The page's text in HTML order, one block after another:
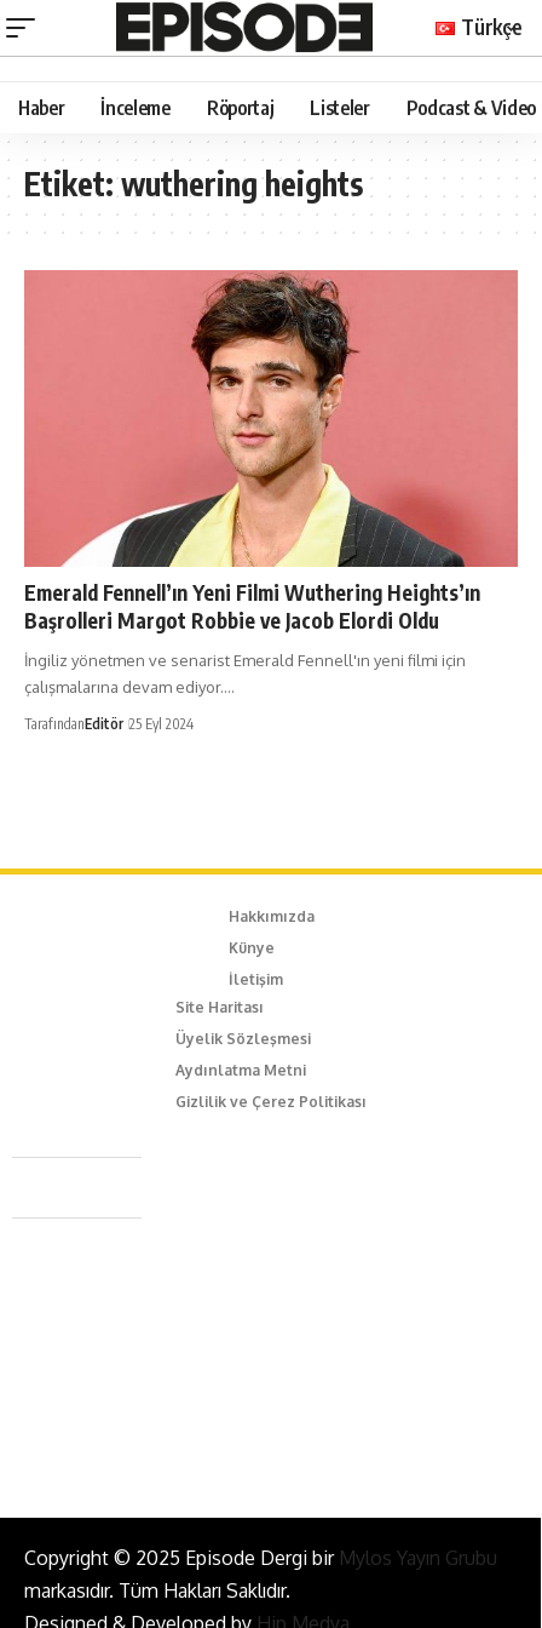
Türkçe
Haber İnceleme Röportaj Listeler Podcast & Video
Etiket:wuthering heights
Emerald Fennell’ın Yeni Filmi Wuthering Heights’ın
Başrolleri Margot Robbie ve Jacob Elordi Oldu
İngiliz yönetmen ve senarist Emerald Fennell'ın yeni filmi için
çalışmalarına devam ediyor.…
TarafındanEditör 25 Eyl 2024
Hakkımızda
Künye
İletişim
Site Haritası
Üyelik Sözleşmesi
Aydınlatma Metni
Gizlilik ve Çerez Politikası
Caferağa Mah. Dr. Şakir Paşa Sok. No3/A Kadıköy İstanbul
+90 543 345 46 00
Copyright © 2025 Episode Dergi bir Mylos Yayın Grubu
markasıdır. Tüm Hakları Saklıdır.
Designed & Developed by Hip Medya